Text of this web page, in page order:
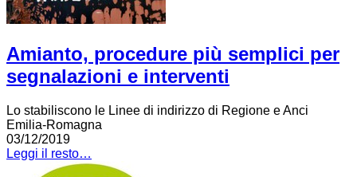
Amianto, procedure più semplici per
segnalazioni e interventi
Lo stabiliscono le Linee di indirizzo di Regione e Anci
Emilia-Romagna
03/12/2019
Leggi il resto…